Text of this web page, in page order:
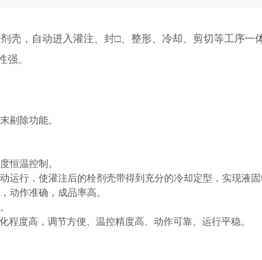
壳，自动进入灌注、封□、整形、冷却、剪切等工序一
强。
剔除功能。
恒温控制。
运行，使灌注后的栓剂壳带得到充分的冷却定型，实现液
动作准确，成品率高。
度高，调节方便、温控精度高、动作可靠、运行平稳。